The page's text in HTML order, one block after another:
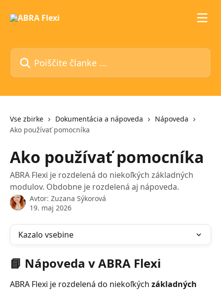
Poiščite članke ...
Vse zbirke Dokumentácia a nápoveda
Nápoveda
Ako používať pomocníka
Ako používať pomocníka
ABRA Flexi je rozdelená do niekoľkých základných
modulov. Obdobne je rozdelená aj nápoveda.
Avtor: Zuzana Sýkorová
19. maj 2026
Kazalo vsebine
📘 Nápoveda v ABRA Flexi
ABRA Flexi je rozdelená do niekoľkých základných